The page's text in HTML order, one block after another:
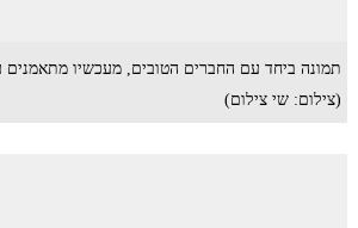
תמונה ביחד עם החברים הטובים, מעכשיו מתאמנים
(צילום: שי צילום)